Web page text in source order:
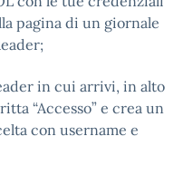
pagina di un giornale
in cui arrivi, in alto
“Accesso” e crea un
con username e